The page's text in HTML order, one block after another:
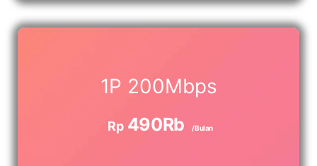
1P 200Mbps
Rp 490Rb /Bulan